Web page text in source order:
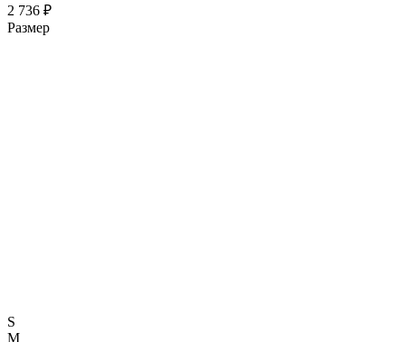
2 736 ₽
Размер
S
M